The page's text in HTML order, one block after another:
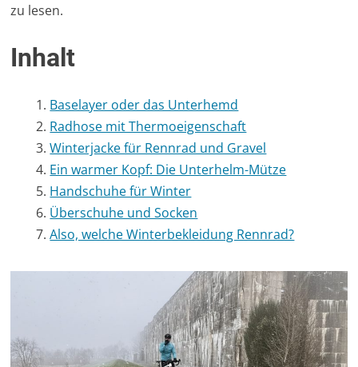
zu lesen.
Inhalt
Baselayer oder das Unterhemd
Radhose mit Thermoeigenschaft
Winterjacke für Rennrad und Gravel
Ein warmer Kopf: Die Unterhelm-Mütze
Handschuhe für Winter
Überschuhe und Socken
Also, welche Winterbekleidung Rennrad?